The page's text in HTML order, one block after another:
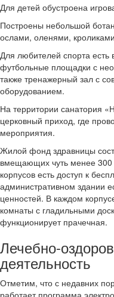
Для детей обустроена
Построены небольшой
ослами, оленями,
Для любителей спорта есть
футбольные площадки с
также тренажерный зал с
оборудованием.
На территории санатория
церковный приход, где
мероприятия.
Жилой фонд здравницы
вмещающих чуть менее 300
корпусов есть доступ к
административном здании
ценностей. В каждом
комнаты с гладильными
функционирует прачечная.
Лечебно-
деятельность
Отметим, что с недавних
работает программа